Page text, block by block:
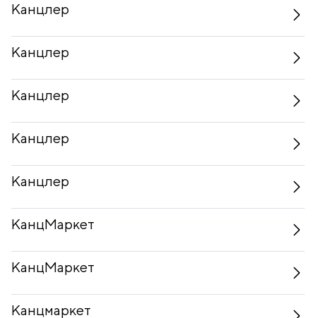
Канцлер
Канцлер
Канцлер
Канцлер
Канцлер
КанцМаркет
КанцМаркет
Канцмаркет